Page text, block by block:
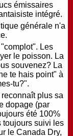
émissaires
intégré.
générale n'a
Les
le poisson. La
souvenez? La
te hais point" à
tu?".
plus sa
dopage (par
été 100%
toujours suivi les
le Canada Dry,